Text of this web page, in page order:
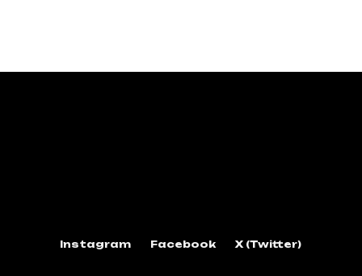
Instagram Facebook X (Twitter)